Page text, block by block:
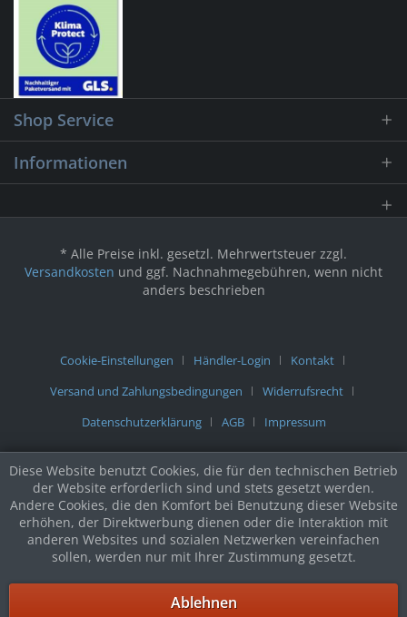
Shop Service
Informationen
* Alle Preise inkl. gesetzl. Mehrwertsteuer zzgl.
Versandkosten und ggf. Nachnahmegebühren, wenn nicht
anders beschrieben
Cookie-Einstellungen Händler-Login
Kontakt
Versand und Zahlungsbedingungen
Widerrufsrecht
Datenschutzerklärung
AGB Impressum
Diese Website benutzt Cookies, die für den technischen Betrieb
der Website erforderlich sind und stets gesetzt werden.
Andere Cookies, die den Komfort bei Benutzung dieser Website
erhöhen, der Direktwerbung dienen oder die Interaktion mit
anderen Websites und sozialen Netzwerken vereinfachen
sollen, werden nur mit Ihrer Zustimmung gesetzt.
Ablehnen